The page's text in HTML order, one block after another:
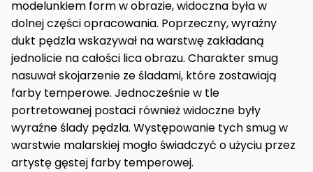
modelunkiem form w obrazie, widoczna była w
dolnej części opracowania. Poprzeczny, wyraźny
dukt pędzla wskazywał na warstwę zakładaną
jednolicie na całości lica obrazu. Charakter smug
nasuwał skojarzenie ze śladami, które zostawiają
farby temperowe. Jednocześnie w tle
portretowanej postaci również widoczne były
wyraźne ślady pędzla. Występowanie tych smug w
warstwie malarskiej mogło świadczyć o użyciu przez
artystę gęstej farby temperowej.